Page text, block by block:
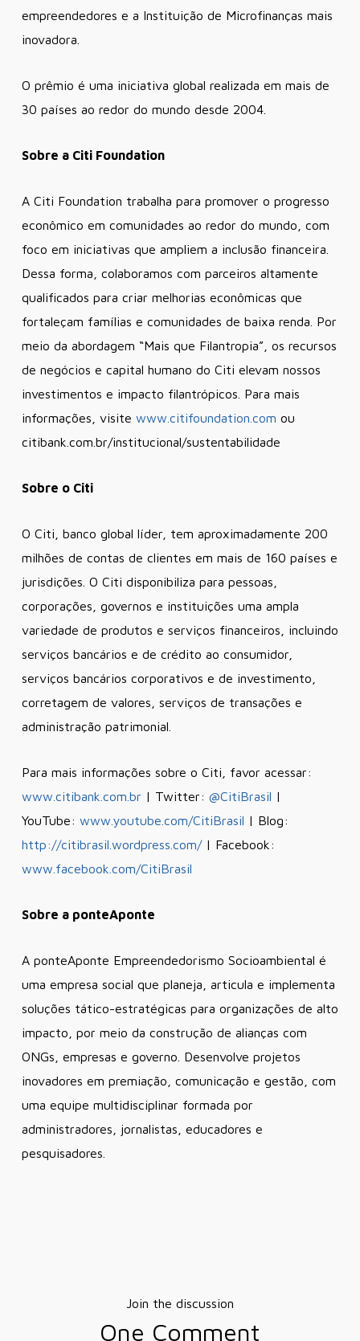
empreendedores e a Instituição de Microfinanças mais
inovadora.
O prêmio é uma iniciativa global realizada em mais de
30 países ao redor do mundo desde 2004.
Sobre a Citi Foundation
A Citi Foundation trabalha para promover o progresso
econômico em comunidades ao redor do mundo, com
foco em iniciativas que ampliem a inclusão financeira.
Dessa forma, colaboramos com parceiros altamente
qualificados para criar melhorias econômicas que
fortaleçam famílias e comunidades de baixa renda. Por
meio da abordagem “Mais que Filantropia”, os recursos
de negócios e capital humano do Citi elevam nossos
investimentos e impacto filantrópicos. Para mais
informações, visite www.citifoundation.com ou
citibank.com.br/institucional/sustentabilidade
Sobre o Citi
O Citi, banco global líder, tem aproximadamente 200
milhões de contas de clientes em mais de 160 países e
jurisdições. O Citi disponibiliza para pessoas,
corporações, governos e instituições uma ampla
variedade de produtos e serviços financeiros, incluindo
serviços bancários e de crédito ao consumidor,
serviços bancários corporativos e de investimento,
corretagem de valores, serviços de transações e
administração patrimonial.
Para mais informações sobre o Citi, favor acessar:
www.citibank.com.br | Twitter: @CitiBrasil |
YouTube: www.youtube.com/CitiBrasil | Blog:
http://citibrasil.wordpress.com/| Facebook:
www.facebook.com/CitiBrasil
Sobre a ponteAponte
A ponteAponte Empreendedorismo Socioambiental é
uma empresa social que planeja, articula e implementa
soluções tático-estratégicas para organizações de alto
impacto, por meio da construção de alianças com
ONGs, empresas e governo. Desenvolve projetos
inovadores em premiação, comunicação e gestão, com
uma equipe multidisciplinar formada por
administradores, jornalistas, educadores e
pesquisadores.
Join the discussion
One Comment